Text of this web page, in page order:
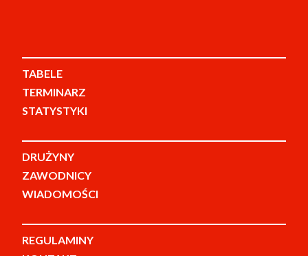
TABELE
TERMINARZ
STATYSTYKI
DRUŻYNY
ZAWODNICY
WIADOMOŚCI
REGULAMINY